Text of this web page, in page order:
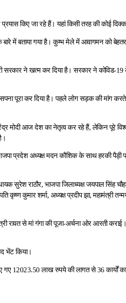
किए जा रहे हैं। यहां किसी तरह की कोई
में बताया गया है। कुम्भ मेले में आवागमन को
सरकार ने खत्म कर दिया है। सरकार ने कोविड-19
सपना पूरा कर दिया है। पहले लोग सड़क की मांग
मोदी आज देश का नेतृत्व कर रहे हैं, लेकिन पूरे
प्रदेश अध्यक्ष मदन कौशिक के साथ हरकी पैड़ी
सुरेश राठौर, भाजपा जिलाध्यक्ष जयपाल सिंह
कृष्ण कुमार शर्मा, अध्यक्ष प्रदीप झा, महामंत्री
रावत से मां गंगा की पूजा-अर्चना ओर आरती
भेंट किया।
गए 12023.50 लाख रुपये की लागत से 36 कार्यों का